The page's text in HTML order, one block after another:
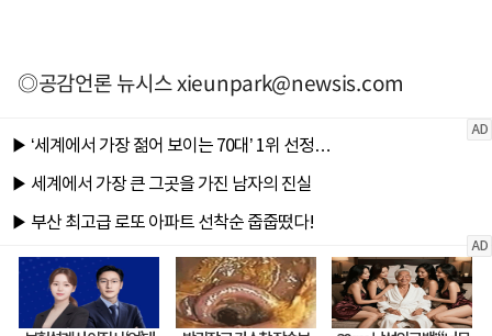
◎공감언론 뉴시스xieunpark@newsis.com